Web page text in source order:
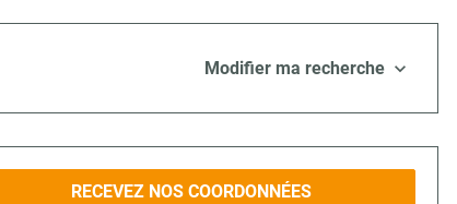
Modifier ma recherche
RECEVEZ NOS COORDONNÉES